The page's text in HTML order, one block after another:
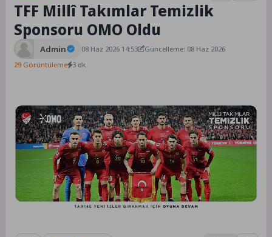
TFF Millî Takımlar Temizlik
Sponsoru OMO Oldu
Admin 08 Haz 2026 14:53
Güncelleme: 08 Haz 2026
29 Görüntüleme 3 dk.